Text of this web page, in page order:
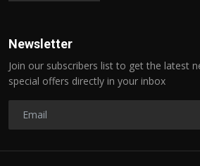
Newsletter
Join our subscribers list to get the latest
special offers directly in your inbox